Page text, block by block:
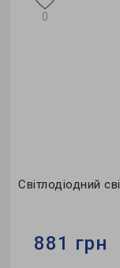
Світлодіодний
0
881 грн